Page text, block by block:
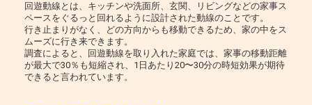
回遊動線とは、キッチンや洗面所、玄関、リビングなどの家事ス
ペースをぐるっと回れるように設計された動線のことです。
行き止まりがなく、どの方向からも移動できるため、家の中をス
ムーズに行き来できます。
調査によると、回遊動線を取り入れた家庭では、家事の移動距離
が最大で30％も短縮され、1日あたり20〜30分の時短効果が期待
できると言われています。